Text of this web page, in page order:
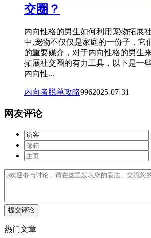
交圈？
内向性格的男生如何利用宠物拓展
中,宠物不仅仅是家庭的一份子，它
的重要媒介，对于内向性格的男生
拓展社交圈的有力工具，以下是一
内向性...
内向者脱单攻略9962025-07-31
网友评论
提交评论
热门文章